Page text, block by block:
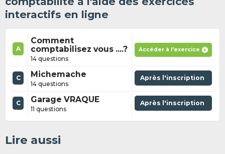
interactifs en ligne
A
Comment
comptabilisez vous ....?
14 questions
Accéder à l'exercice
C Michemache
14 questions
Après l'inscription
C Garage VRAQUE
11 questions
Après l'inscription
Lire aussi